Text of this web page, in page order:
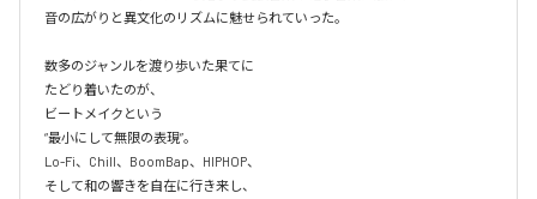
音の広がりと異文化のリズムに魅せられていった。
数多のジャンルを渡り歩いた果てに
たどり着いたのが、
ビートメイクという
“最小にして無限の表現”。
Lo-Fi、Chill、BoomBap、HIPHOP、
そして和の響きを自在に行き来し、